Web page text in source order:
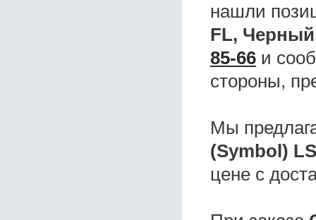
нашли
FL,
85-66 и
стороны,
Мы
(Symbol)
цене с